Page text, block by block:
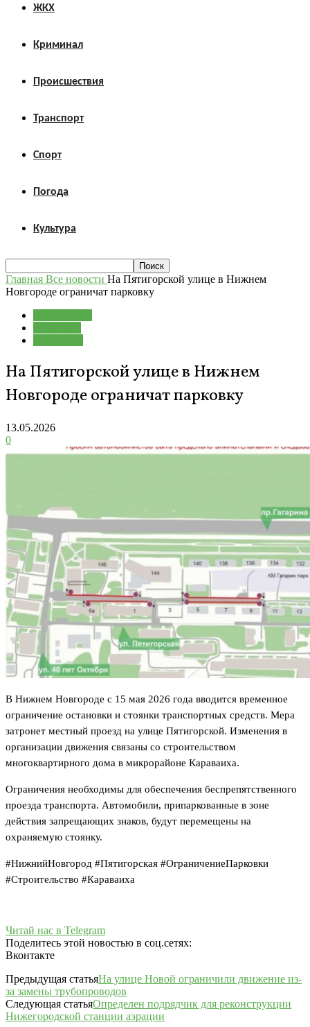
ЖКХ
Криминал
Происшествия
Транспорт
Спорт
Погода
Культура
Главная Все новости На Пятигорской улице в Нижнем
Новгороде ограничат парковку
На Пятигорской улице в Нижнем
Новгороде ограничат парковку
13.05.2026
0
В Нижнем Новгороде с 15 мая 2026 года вводится временное
ограничение остановки и стоянки транспортных средств. Мера
затронет местный проезд на улице Пятигорской. Изменения в
организации движения связаны со строительством
многоквартирного дома в микрорайоне Караваиха.
Ограничения необходимы для обеспечения беспрепятственного
проезда транспорта. Автомобили, припаркованные в зоне
действия запрещающих знаков, будут перемещены на
охраняемую стоянку.
#НижнийНовгород #Пятигорская #ОграничениеПарковки
#Строительство #Караваиха
Читай нас в Telegram
Поделитесь этой новостью в соц.сетях:
Вконтакте
Предыдущая статьяНа улице Новой ограничили движение из-
за замены трубопроводов
Следующая статьяОпределен подрядчик для реконструкции
Нижегородской станции аэрации